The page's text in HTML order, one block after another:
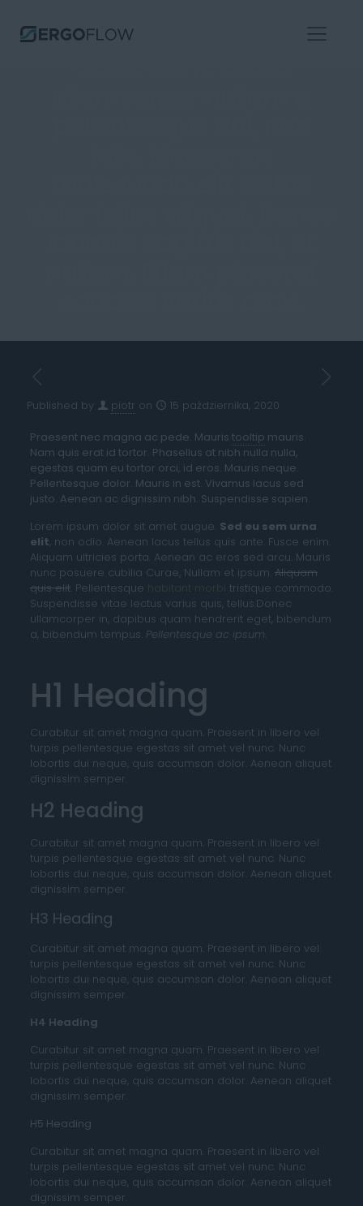
Lorem ipsum dolor sit
Published by piotr on 15 października, 2020
Praesent nec magna ac pede. Mauris tooltip mauris.
Nam quis erat id tortor. Phasellus at nibh nulla nulla,
egestas quam eu tortor orci, id eros. Mauris neque.
Pellentesque dolor. Mauris in est. Vivamus lacus sed
justo. Aenean ac dignissim nibh. Suspendisse sapien.
Lorem ipsum dolor sit amet augue. Sed eu sem urna
elit, non odio. Aenean lacus tellus quis ante. Fusce enim.
Aliquam ultricies porta. Aenean ac eros sed arcu. Mauris
nunc posuere cubilia Curae, Nullam et ipsum. Aliquam
quis elit. Pellentesque habitant morbi
tristique commodo.
Suspendisse vitae lectus varius quis, tellus.Donec
ullamcorper in, dapibus quam hendrerit eget, bibendum
a, bibendum tempus. Pellentesque ac ipsum
H1 Heading
Curabitur sit amet magna quam. Praesent in libero vel
turpis pellentesque egestas sit amet vel nunc. Nunc
lobortis dui neque, quis accumsan dolor. Aenean aliquet
dignissim semper.
H2 Heading
Curabitur sit amet magna quam. Praesent in libero vel
turpis pellentesque egestas sit amet vel nunc. Nunc
lobortis dui neque, quis accumsan dolor. Aenean aliquet
dignissim semper.
H3 Heading
Curabitur sit amet magna quam. Praesent in libero vel
turpis pellentesque egestas sit amet vel nunc. Nunc
lobortis dui neque, quis accumsan dolor. Aenean aliquet
dignissim semper.
H4 Heading
Curabitur sit amet magna quam. Praesent in libero vel
turpis pellentesque egestas sit amet vel nunc. Nunc
lobortis dui neque, quis accumsan dolor. Aenean aliquet
dignissim semper.
H5 Heading
Curabitur sit amet magna quam. Praesent in libero vel
turpis pellentesque egestas sit amet vel nunc. Nunc
lobortis dui neque, quis accumsan dolor. Aenean aliquet
dignissim semper.